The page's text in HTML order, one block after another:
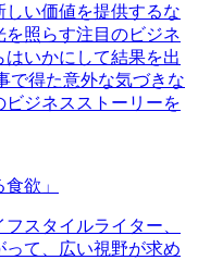
い価値を提供するな
照らす注目のビジネ
いかにして結果を出
で得た意外な気づきな
ジネスストーリーを
欲」
スタイルライター、
て、広い視野が求め